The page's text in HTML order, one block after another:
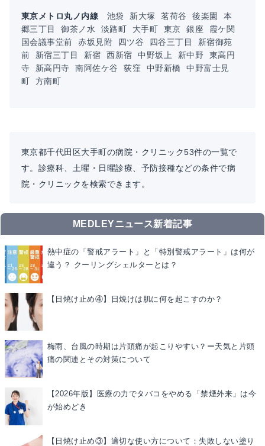
東京メトロ丸ノ内線 池袋 新大塚 茗荷谷 後楽園
本
郷三丁目
御茶ノ水 淡路町 大手町 東京 銀座
霞ケ関
国会議事堂前
赤坂見附 四ツ谷 四谷三丁目
新宿御苑
前
新宿三丁目 新宿 西新宿 中野坂上 新中野
東高円
寺
新高円寺 南阿佐ケ谷 荻窪 中野新橋
中野富士見
町
方南町
東京都千代田区大手町の病院・クリニック53件の一覧で
す。診療科、土曜・日曜診療、予防接種などの条件で病
院・クリニックを検索できます。
MEDLEYニュース新着記事
熱中症の「警戒アラート」と「特別警戒アラート」は何が
違う？ クーリングシェルターとは？
【日焼け止め④】日焼けは肌に何を起こすのか？
梅雨、台風の時期は片頭痛が起こりやすい？ー天気と片頭
痛の関連とその対策について
【2026年版】医療の力でタバコをやめる「禁煙外来」は今
が始めどき
【日焼け止め③】適切な使い方について：失敗しない塗り